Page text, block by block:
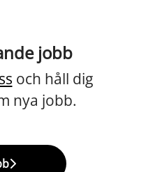
jobb
och håll dig
nya jobb.